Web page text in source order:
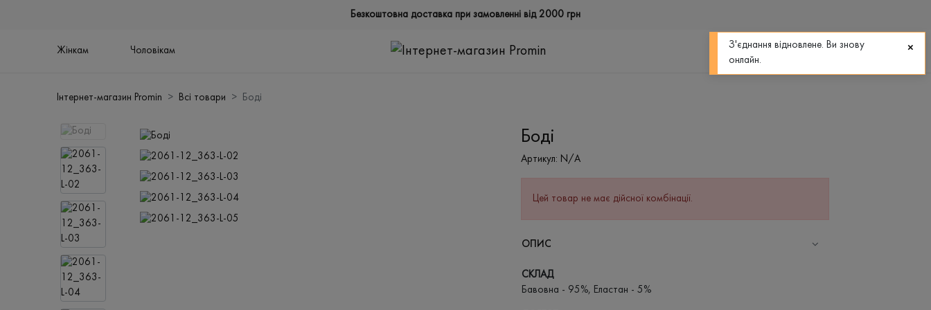
Безкоштовна доставка при замовленні від 2000 грн
Жінкам Чоловікам
0
Інтернет-магазин Promin Всі товари Боді
Боді
Артикул: N/A
Цей товар не має дійсної комбінації.
ОПИС
СКЛАД
Бавовна - 95%, Еластан - 5%
З'єднання відновлене. Ви знову
онлайн.